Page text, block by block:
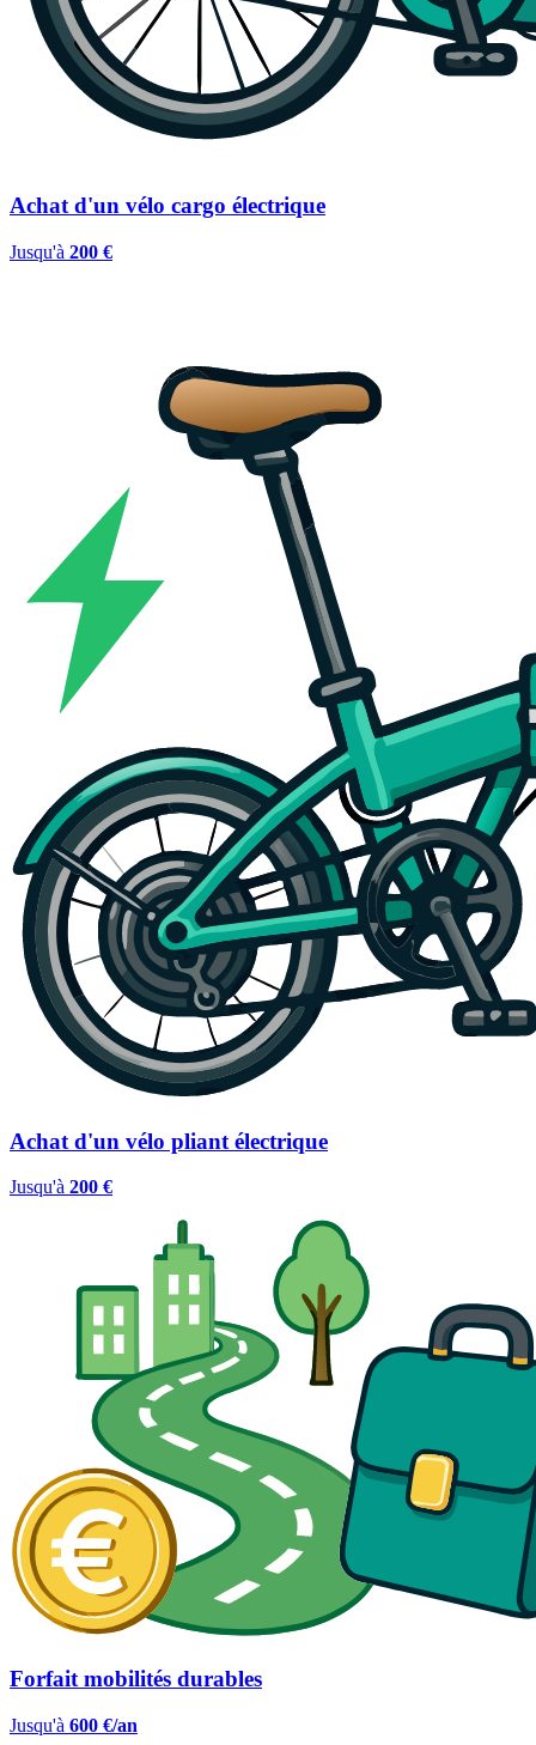
Achat d'un vélo cargo électrique
Jusqu'à 200 €
Achat d'un vélo pliant électrique
Jusqu'à 200 €
Forfait mobilités durables
Jusqu'à 600 €/an